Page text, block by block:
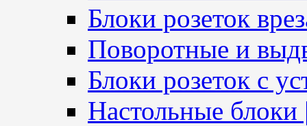
Блоки розеток
Поворотные и
Блоки розеток с
Настольные блоки